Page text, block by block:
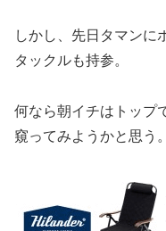
しかし、先日タマンに
タックルも持参。
何なら朝イチはトップ
窺ってみようかと思う。